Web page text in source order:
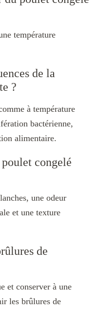
température
de la
?
à température
bactérienne,
alimentaire.
congelé
une odeur
et une texture
de
et conserver à une
les brûlures de